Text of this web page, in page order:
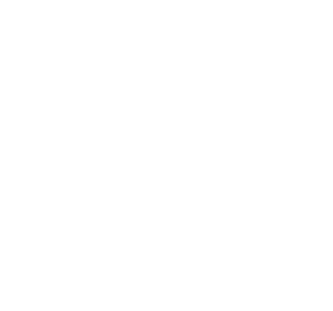
хирургии от З см и более (в
исследование)